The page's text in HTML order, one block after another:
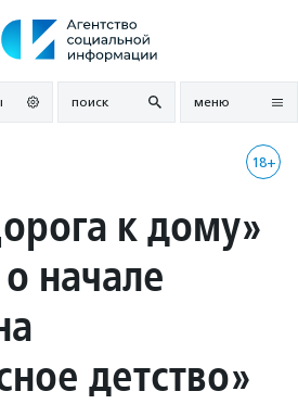
поиск меню
18+
к дому»
начале
детство»